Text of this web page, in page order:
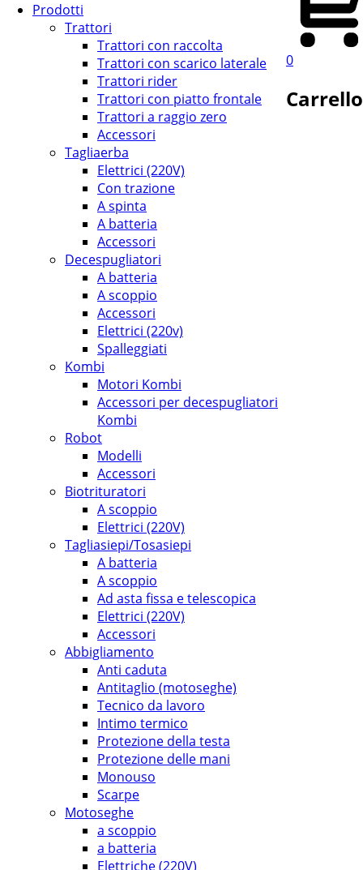
Prodotti
Trattori
Trattori con raccolta
Trattori con scarico laterale
Trattori rider
Trattori con piatto frontale
Trattori a raggio zero
Accessori
Tagliaerba
Elettrici (220V)
Con trazione
A spinta
A batteria
Accessori
Decespugliatori
A batteria
A scoppio
Accessori
Elettrici (220v)
Spalleggiati
Kombi
Motori Kombi
Accessori per decespugliatori
Kombi
Robot
Modelli
Accessori
Biotrituratori
A scoppio
Elettrici (220V)
Tagliasiepi/Tosasiepi
A batteria
A scoppio
Ad asta fissa e telescopica
Elettrici (220V)
Accessori
Abbigliamento
Anti caduta
Antitaglio (motoseghe)
Tecnico da lavoro
Intimo termico
Protezione della testa
Protezione delle mani
Monouso
Scarpe
Motoseghe
a scoppio
a batteria
Elettriche (220V)
0
Carrello